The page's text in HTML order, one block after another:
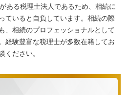
ある税理士法人であるため、相続に
ていると自負しています。相続の際
、相続のプロフェッショナルとして
経験豊富な税理士が多数在籍してお
ください。